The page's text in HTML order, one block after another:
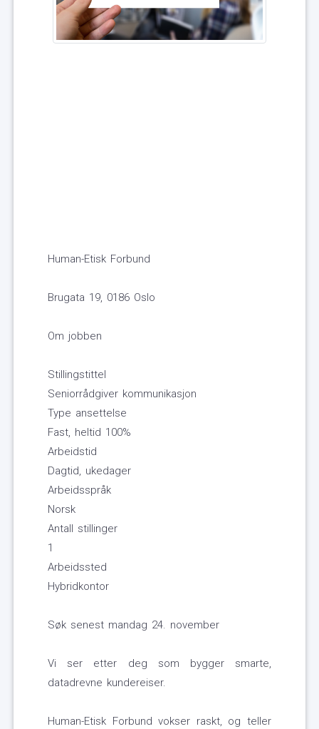
Human-Etisk Forbund
Brugata 19, 0186 Oslo
Om jobben
Stillingstittel
Seniorrådgiver kommunikasjon
Type ansettelse
Fast, heltid 100%
Arbeidstid
Dagtid, ukedager
Arbeidsspråk
Norsk
Antall stillinger
1
Arbeidssted
Hybridkontor
Søk senest mandag 24. november
Vi ser etter deg som bygger smarte,
datadrevne kundereiser.
Human-Etisk Forbund vokser raskt, og teller